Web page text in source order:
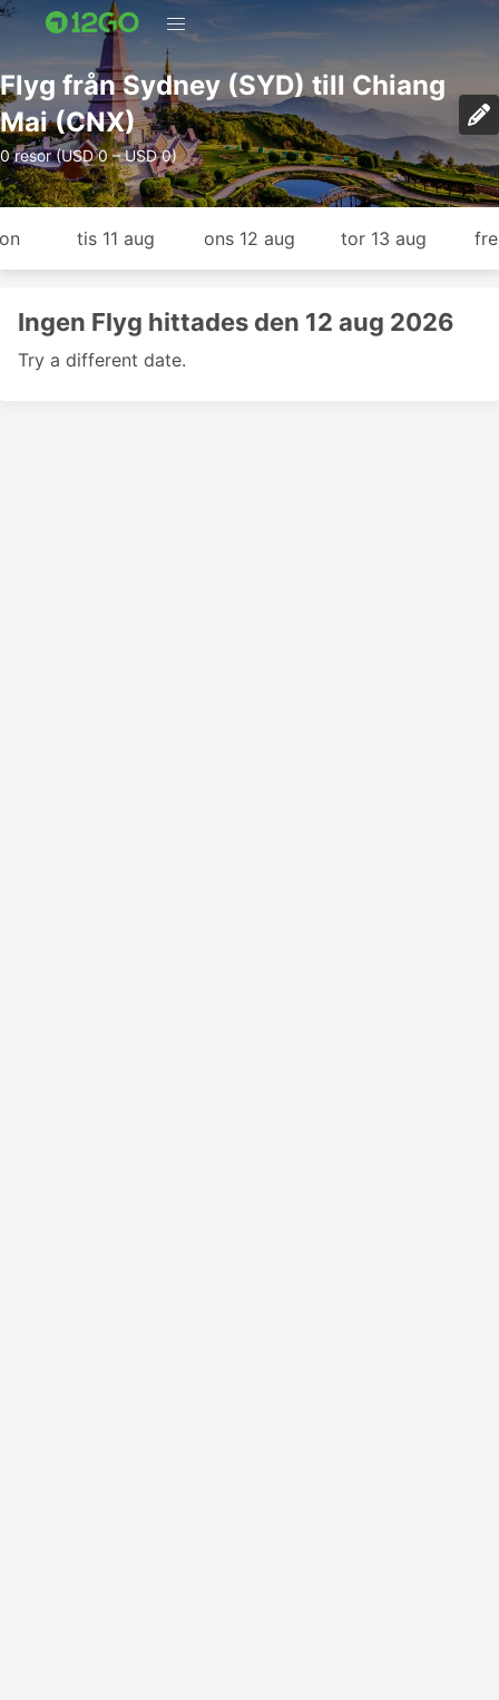
Flyg från Sydney (SYD) till Chiang
Mai (CNX)
0 resor (USD 0 – USD 0)
tis 11 aug ons 12 aug tor 13 aug
Ingen Flyg hittades den 12 aug 2026
Try a different date.